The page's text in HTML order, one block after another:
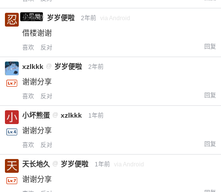
小黑屋
忍者 @ 岁岁便啦 2年前 via Android
借楼谢谢
喜欢 反对 回复
xzlkkk @ 岁岁便啦 2年前
谢谢分享
喜欢 反对 回复
小坏熊蛋 @ xzlkkk 1年前
谢谢分享
喜欢 反对 回复
天长地久 @ 岁岁便啦 1年前 via Android
谢谢分享